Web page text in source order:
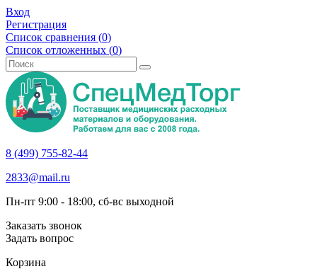
Вход
Регистрация
Список сравнения (0)
Список отложенных (0)
8 (499) 755-82-44
2833@mail.ru
Пн-пт 9:00 - 18:00, сб-вс выходной
Заказать звонок
Задать вопрос
Корзина